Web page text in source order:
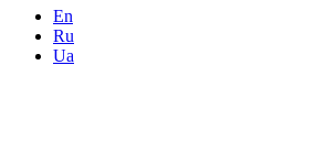
En
Ru
Ua